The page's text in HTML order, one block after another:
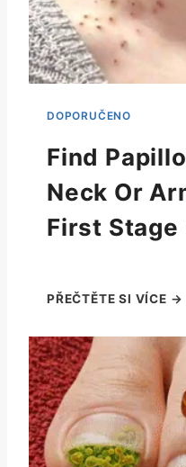
Find
Neck Or
First Stage